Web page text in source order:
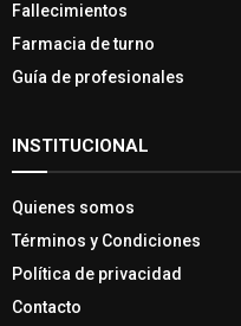
Fallecimientos
Farmacia de turno
Guía de profesionales
INSTITUCIONAL
Quienes somos
Términos y Condiciones
Política de privacidad
Contacto